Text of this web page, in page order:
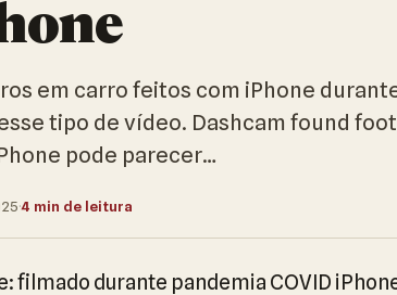
em carro feitos com iPhone
tipo de vídeo. Dashcam found
pode parecer…
·4 min de leitura
filmado durante pandemia COVID